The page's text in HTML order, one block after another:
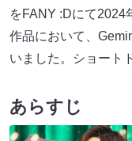
をFANY :Dにて2024
作品において、
いました。ショート
あらすじ